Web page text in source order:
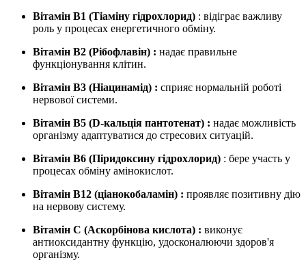
Вітамін B1 (Тіаміну гідрохлорид) : відіграє важливу
роль у процесах енергетичного обміну.
Вітамін B2 (Рібофлавін) : надає правильне
функціонування клітин.
Вітамін B3 (Ніацинамід) : сприяє нормальній роботі
нервової системи.
Вітамін B5 (D-кальція пантотенат) : надає можливість
організму адаптуватися до стресових ситуацій.
Вітамін B6 (Піридоксину гідрохлорид) : бере участь у
процесах обміну амінокислот.
Вітамін B12 (ціанокобаламін) : проявляє позитивну дію
на нервову систему.
Вітамін C (Аскорбінова кислота) : виконує
антиоксидантну функцію, удосконалюючи здоров'я
організму.